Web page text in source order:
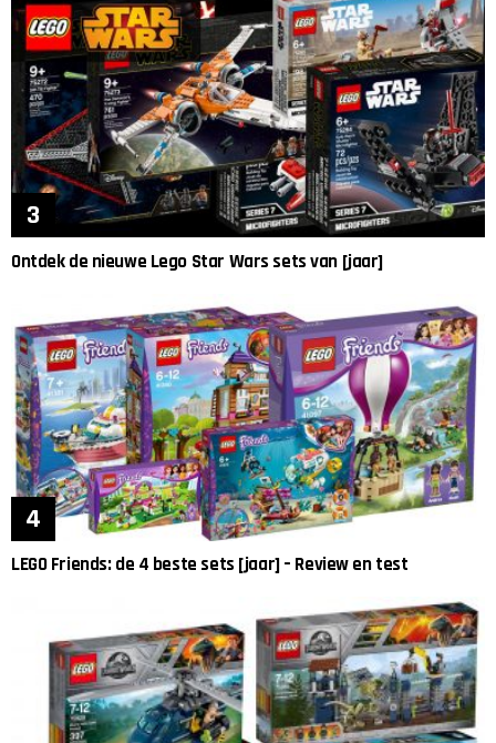
Ontdek de nieuwe Lego Star Wars sets van [jaar]
LEGO Friends: de 4 beste sets [jaar] – Review en test